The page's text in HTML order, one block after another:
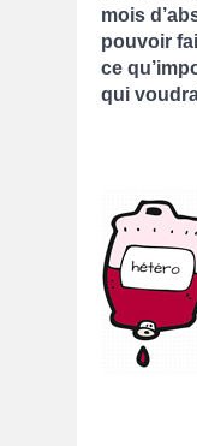
mois
pouvoir
ce
qui